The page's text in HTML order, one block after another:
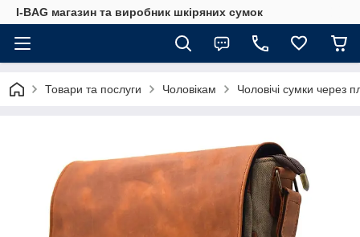
I-BAG магазин та виробник шкіряних сумок
Товари та послуги Чоловікам Чоловічі сумки через